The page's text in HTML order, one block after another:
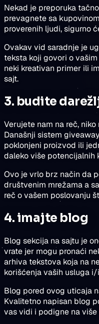
Nekad je preporuka
prevagnete sa
proverenih ljudi, sigurno
Ovakav vid saradnje je
teksta koji govori o
neki kreativan primer ili
sajt.
3. budite
Verujete nam na reč,
Današnji sistem
poklonjeni proizvod ili
daleko više potencijalnih
Ovo je vrlo brz način da
društvenim mrežama a
reč o vašem poslovanju
4. imajte blog
Blog sekcija na sajtu je
vrate jer mogu pronaći
arhiva tekstova koja na
korišćenja vaših usluga
Blog pored ovog uticaja
Kvalitetno napisan blog
vas vidi i podigne na više